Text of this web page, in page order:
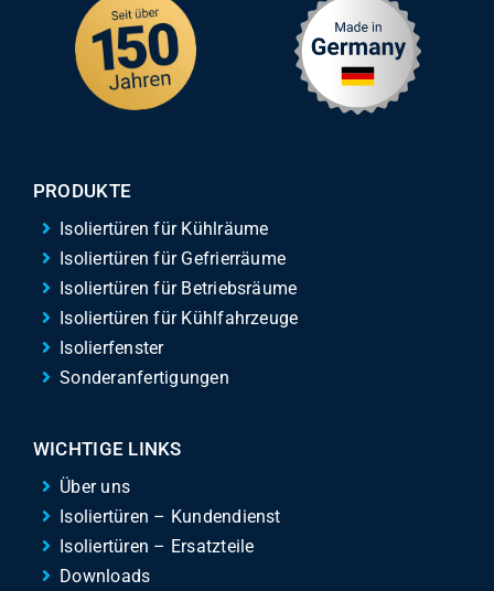
PRODUKTE
Isoliertüren für Kühlräume
Isoliertüren für Gefrierräume
Isoliertüren für Betriebsräume
Isoliertüren für Kühlfahrzeuge
Isolierfenster
Sonderanfertigungen
WICHTIGE LINKS
Über uns
Isoliertüren – Kundendienst
Isoliertüren – Ersatzteile
Downloads